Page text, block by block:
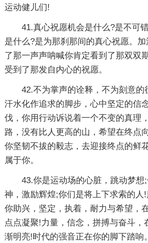
运动健儿们!
41.真心祝愿机会是什么?是不可
是什么?是为那刹那间的真心祝愿。加
了那一声声呐喊你肯定看到了那双双
受到了那发自内心的祝愿。
42.不为掌声的诠释，不为刻意的
汗水化作追求的脚步，心中坚定的信
伐，你用行动诉说着一个不变的真理
路，没有比人更高的山，希望在终点
你坚韧不拔的毅志，去迎接终点的鲜
属于你。
43.你是运动场的心脏，跳动梦想
神，激励辉煌;你们是将上下求索的人
你助兴，坚定，执着，耐力与希望，
点点凝聚!力量，信念，拼搏与奋斗，
渐明亮!时代的强音正在你的脚下踏响。